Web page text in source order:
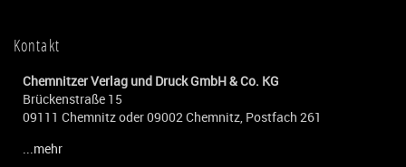
Kontakt
Chemnitzer Verlag und Druck GmbH & Co. KG
Brückenstraße 15
09111 Chemnitz oder 09002 Chemnitz, Postfach 261
...mehr